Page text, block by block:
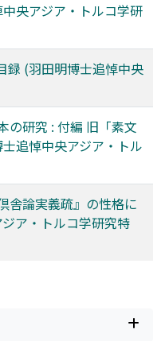
央アジア・トルコ学研
録 (羽田明博士追悼中央
の研究 : 付編 旧「素文
追悼中央アジア・トル
舎論実義疏』の性格に
ア・トルコ学研究特